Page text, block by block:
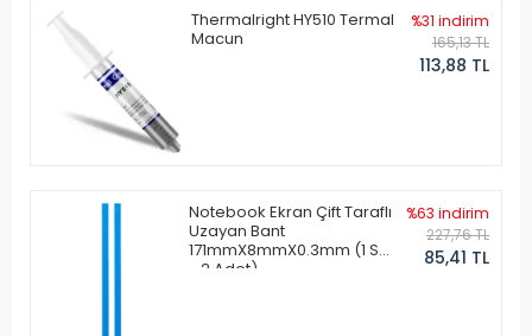
Thermalright HY510 Termal
Macun
%31 indirim
165,13 TL
113,88 TL
Notebook Ekran Çift Taraflı
Uzayan Bant
171mmX8mmX0.3mm (1 Set
- 2 Adet)
%63 indirim
227,76 TL
85,41 TL